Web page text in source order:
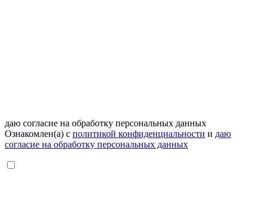
даю согласие на обработку персональных данных
Ознакомлен(а) с политикой конфиденциальности и даю
согласие на обработку персональных данных